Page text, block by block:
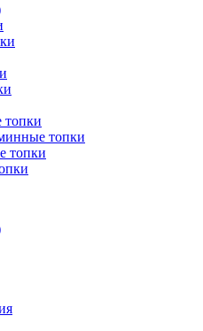
топки
топки
топки